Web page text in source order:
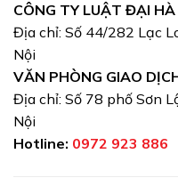
CÔNG TY LUẬT ĐẠI HÀ
Địa chỉ: Số 44/282 Lạc
Nội
VĂN PHÒNG GIAO
Địa chỉ: Số 78 phố Sơn
Nội
Hotline: 0972 923 886